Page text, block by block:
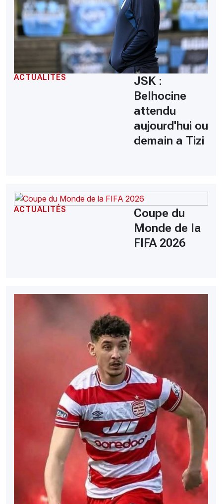
ACTUALITÉS
JSK :
Belhocine
attendu
aujourd'hui ou
demain a Tizi
ACTUALITÉS
Coupe du
Monde de la
FIFA 2026